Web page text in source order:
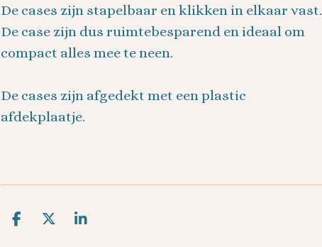
De cases zijn stapelbaar en klikken in elkaar vast.
De case zijn dus ruimtebesparend en ideaal om
compact alles mee te neen.
De cases zijn afgedekt met een plastic
afdekplaatje.
D
D
S